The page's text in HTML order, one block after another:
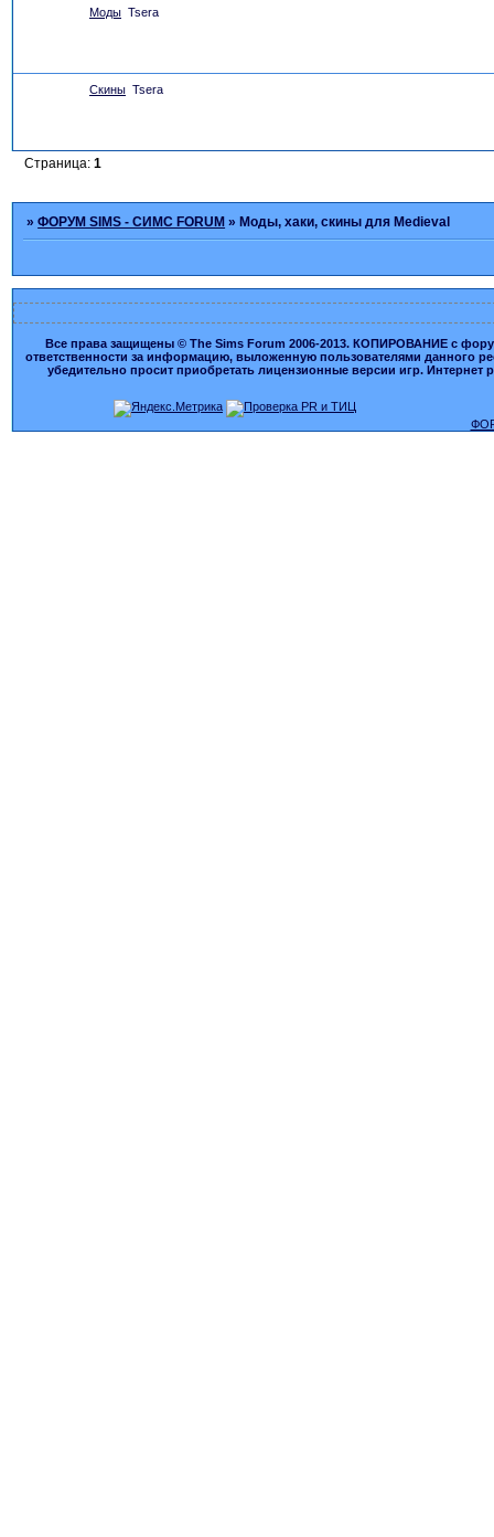
Моды Tsera
Скины Tsera
Страница:1
»ФОРУМ SIMS - СИМС FORUM » Моды, хаки, скины для Medieval
Все права защищены © The Sims Forum 2006-2013. КОПИРОВАНИЕ с
ответственности за информацию, выложенную пользователями данного
убедительно просит приобретать лицензионные версии игр.